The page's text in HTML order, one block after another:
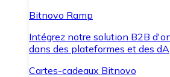
Bitnovo Ramp
Intégrez notre solution B2B
dans des plateformes et des
Cartes-cadeaux Bitnovo